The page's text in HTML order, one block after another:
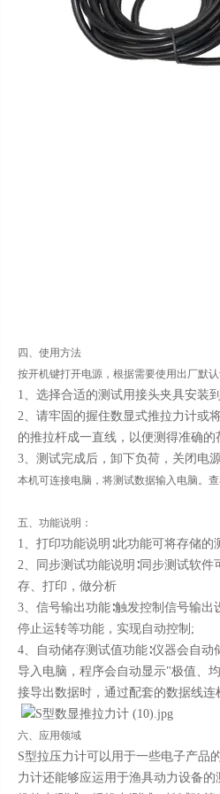
四、使用方法
按开机键打开电源，根据需要使用出厂默
1、选择合适的测试用接头夹具安装
2、请牢固的握住数显式推拉力计或
的推拉杆成一直线，以便测得准确的
3、测试完成后，卸下负荷，关闭电
本机可连接电脑，将测试数据输入电脑。
五、功能说明：
1、打印功能说明∶此功能可将存储
2、同步测试功能说明∶同步测试软
存、打印，做分析
3、信号输出功能∶触发控制信号输
停止运转等功能，实现自动控制;
4、自动储存测试值功能∶仪器会自
导入电脑，程序会自动显示"极值、
接导出数据时，通过配套的数据线
六、应用领域
S型拉压力计可以用于一些电子产品
力计还能够应运用于渔具动力设备